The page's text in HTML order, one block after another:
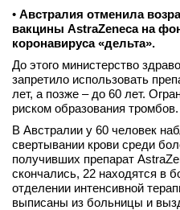
• Австралия отменила
вакцины AstraZeneca на
коронавируса «дельта».
До этого министерство
запретило использовать
лет, а позже – до 60 лет.
риском образования тромбов.
В Австралии у 60 человек
свертывании крови среди
получивших препарат
скончались, 22 находятся в
отделении интенсивной
выписаны из больницы и